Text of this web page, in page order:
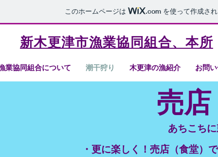
このホームページは .com を使って作成さ
新木更津市漁業協同組合、本所
業協同組合について 潮干狩り 木更津の漁紹介 お問
売
あちこち
・更に楽しく！売店（食堂）